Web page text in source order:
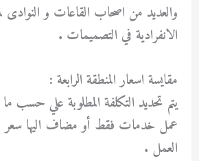
والعديد من اصحاب القاعات و النوادى
الانفرادية في التصميمات .
مقايسة اسعار المنطقة الرابعة :
يتم تحديد التكلفة المطلوبة علي حسب
عمل خدمات فقط أو مضاف اليها سعر
العمل .